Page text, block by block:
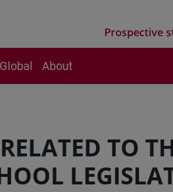
Prospective
Global About
TO